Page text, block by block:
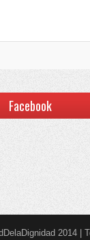
Facebook
2014 |